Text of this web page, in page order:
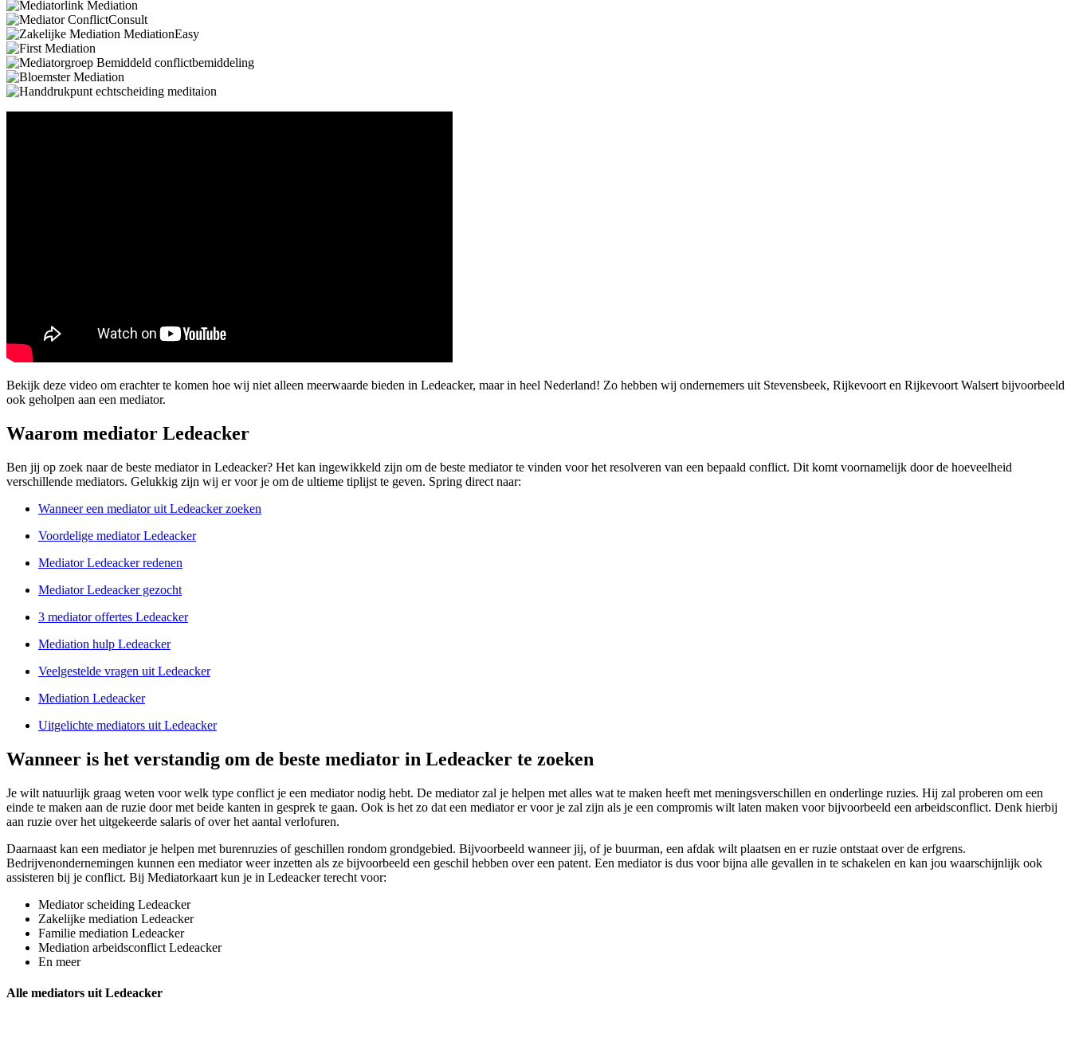
Bekijk deze video om erachter te komen hoe wij niet alleen meerwaarde bieden in Ledeacker, maar in heel Nederland! Zo hebben wij ondernemers uit Stevensbeek, Rijkevoort en Rijkevoort Walsert bijvoorbeeld
ook geholpen aan een mediator.
Waarom mediator Ledeacker
Ben jij op zoek naar de beste mediator in Ledeacker? Het kan ingewikkeld zijn om de beste mediator te vinden voor het resolveren van een bepaald conflict. Dit komt voornamelijk door de hoeveelheid
verschillende mediators. Gelukkig zijn wij er voor je om de ultieme tiplijst te geven. Spring direct naar:
Wanneer een mediator uit Ledeacker zoeken
Voordelige mediator Ledeacker
Mediator Ledeacker redenen
Mediator Ledeacker gezocht
3 mediator offertes Ledeacker
Mediation hulp Ledeacker
Veelgestelde vragen uit Ledeacker
Mediation Ledeacker
Uitgelichte mediators uit Ledeacker
Wanneer is het verstandig om de beste mediator in Ledeacker te zoeken
Je wilt natuurlijk graag weten voor welk type conflict je een mediator nodig hebt. De mediator zal je helpen met alles wat te maken heeft met meningsverschillen en onderlinge ruzies. Hij zal proberen om een
einde te maken aan de ruzie door met beide kanten in gesprek te gaan. Ook is het zo dat een mediator er voor je zal zijn als je een compromis wilt laten maken voor bijvoorbeeld een arbeidsconflict. Denk hierbij
aan ruzie over het uitgekeerde salaris of over het aantal verlofuren.
Daarnaast kan een mediator je helpen met burenruzies of geschillen rondom grondgebied. Bijvoorbeeld wanneer jij, of je buurman, een afdak wilt plaatsen en er ruzie ontstaat over de erfgrens.
Bedrijvenondernemingen kunnen een mediator weer inzetten als ze bijvoorbeeld een geschil hebben over een patent. Een mediator is dus voor bijna alle gevallen in te schakelen en kan jou waarschijnlijk ook
assisteren bij je conflict. Bij Mediatorkaart kun je in Ledeacker terecht voor:
Mediator scheiding Ledeacker
Zakelijke mediation Ledeacker
Familie mediation Ledeacker
Mediation arbeidsconflict Ledeacker
En meer
Alle mediators uit Ledeacker